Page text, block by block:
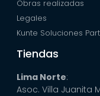
Obras realizadas
Legales
Kunte Soluciones
Tiendas
Lima Norte:
Asoc. Villa Juanita